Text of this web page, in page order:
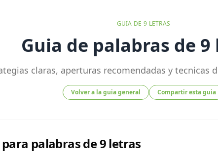
GUIA DE 9 LETRAS
Guia de palabras de
claras, aperturas recomendadas y tecnicas
Volver a la guia general Compartir esta guia
palabras de 9 letras